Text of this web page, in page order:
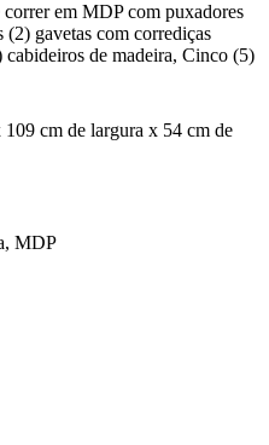
em MDP com puxadores
gavetas com corrediças
cabideiros de madeira, Cinco (5)
109 cm de largura x 54 cm de
MDP